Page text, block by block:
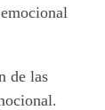
de las